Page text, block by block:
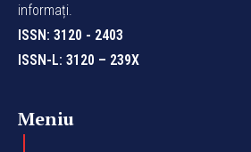
informați.
ISSN: 3120 - 2403
ISSN-L: 3120 – 239X
Meniu